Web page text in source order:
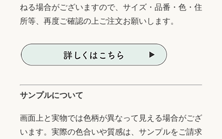
ねる場合がございますので、サイズ・品番・色・住
所等、再度ご確認の上ご注文お願いします。
サンプルについて
画面上と実物では色柄が異なって見える場合がござ
います。実際の色合いや質感は、サンプルをご請求